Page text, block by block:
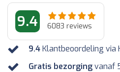
9.4 6083 reviews
9.4Klantbeoordeling via
Gratis bezorgingvanaf